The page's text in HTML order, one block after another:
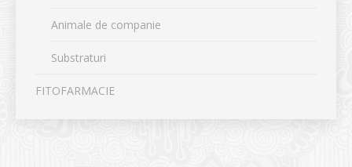
Animale de companie
Substraturi
FITOFARMACIE